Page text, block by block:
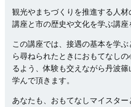
観光やまちづくりを推進する人
講座と市の歴史や文化を学ぶ講座
この講座では、接遇の基本を学
ら尋ねられたときにおもてなし
るよう、体験も交えながら丹波篠
学んで頂きます。
あなたも、おもてなしマイスタ